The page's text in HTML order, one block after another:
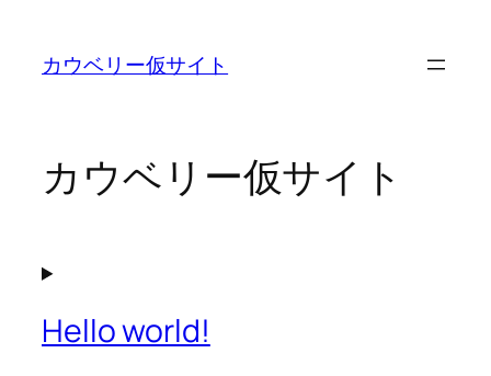
カウベリー仮サイト
カウベリー仮サイト
Hello world!